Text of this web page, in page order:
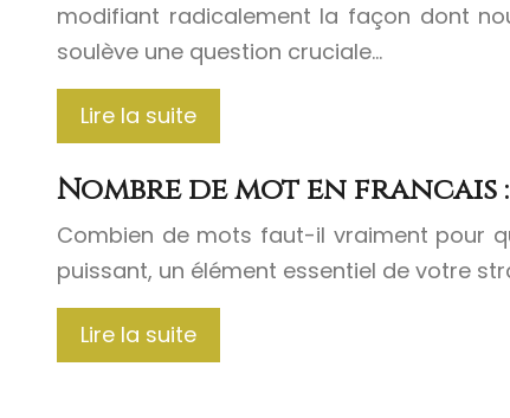
modifiant radicalement la façon dont
soulève une question cruciale…
Lire la suite
Nombre de mot en francais
Combien de mots faut-il vraiment pour
puissant, un élément essentiel de votre
Lire la suite